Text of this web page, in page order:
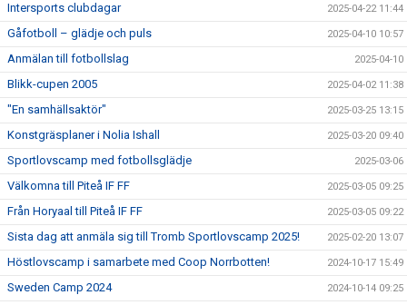
Intersports clubdagar 2025-04-22 11:44
Gåfotboll – glädje och puls 2025-04-10 10:57
Anmälan till fotbollslag 2025-04-10
Blikk-cupen 2005 2025-04-02 11:38
"En samhällsaktör" 2025-03-25 13:15
Konstgräsplaner i Nolia Ishall 2025-03-20 09:40
Sportlovscamp med fotbollsglädje 2025-03-06
Välkomna till Piteå IF FF 2025-03-05 09:25
Från Horyaal till Piteå IF FF 2025-03-05 09:22
Sista dag att anmäla sig till Tromb Sportlovscamp 2025! 2025-02-20 13:07
Höstlovscamp i samarbete med Coop Norrbotten! 2024-10-17 15:49
Sweden Camp 2024 2024-10-14 09:25